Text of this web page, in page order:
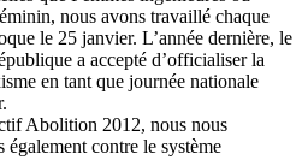
nous avons travaillé chaque
le 25 janvier. L’année dernière, le
a accepté d’officialiser la
en tant que journée nationale
Abolition 2012, nous nous
également contre le système